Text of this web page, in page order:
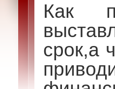
Как
срок,а